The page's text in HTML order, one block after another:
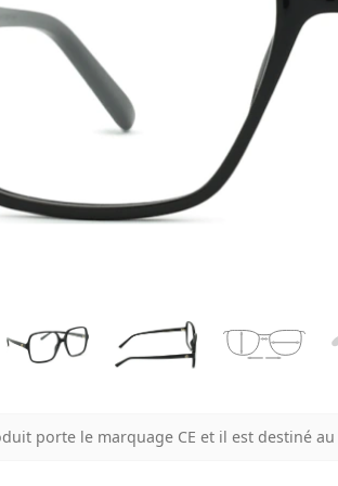
Largeur des verres
Largeur
des verres
porte le marquage CE et il est destiné